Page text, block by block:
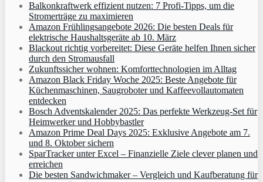
Balkonkraftwerk effizient nutzen: 7 Profi-Tipps, um die
Stromerträge zu maximieren
Amazon Frühlingsangebote 2026: Die besten Deals für
elektrische Haushaltsgeräte ab 10. März
Blackout richtig vorbereitet: Diese Geräte helfen Ihnen sicher
durch den Stromausfall
Zukunftssicher wohnen: Komforttechnologien im Alltag
Amazon Black Friday Woche 2025: Beste Angebote für
Küchenmaschinen, Saugroboter und Kaffeevollautomaten
entdecken
Bosch Adventskalender 2025: Das perfekte Werkzeug-Set für
Heimwerker und Hobbybastler
Amazon Prime Deal Days 2025: Exklusive Angebote am 7.
und 8. Oktober sichern
SparTracker unter Excel – Finanzielle Ziele clever planen und
erreichen
Die besten Sandwichmaker – Vergleich und Kaufberatung für